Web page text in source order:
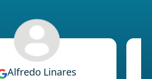
Alfredo Linares